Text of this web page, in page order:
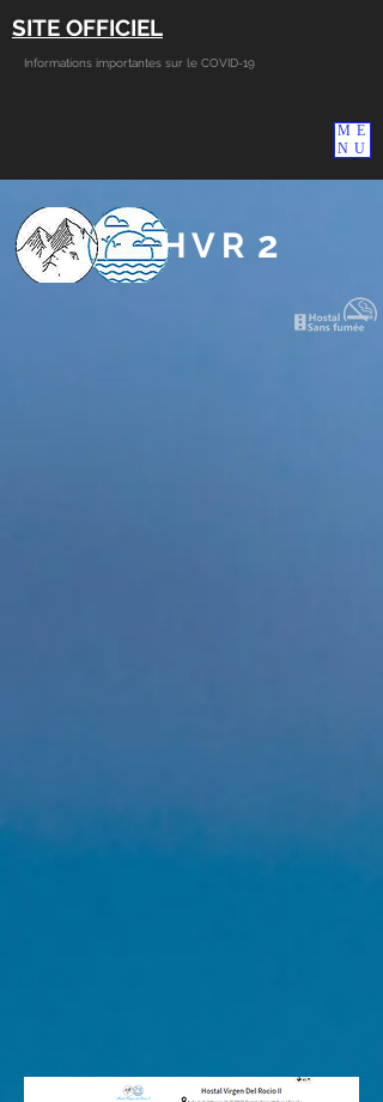
HVR 2
SITE OFFICIEL
Informations importantes sur le COVID-19
ME
NU